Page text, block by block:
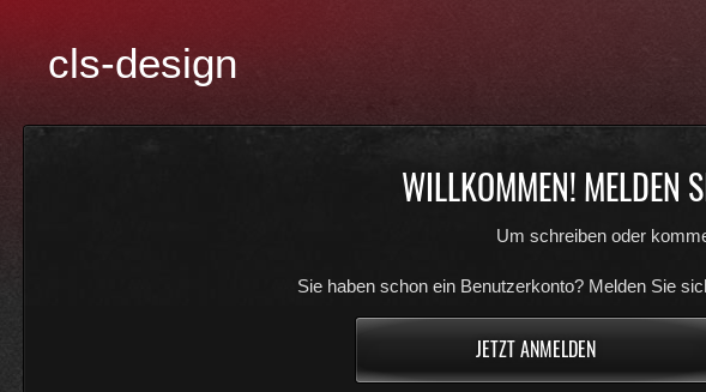
cls-design
WILLKOMMEN! MELDEN
Um schreiben oder
Sie haben schon ein Benutzerkonto? Melden Sie
JETZT ANMELDEN